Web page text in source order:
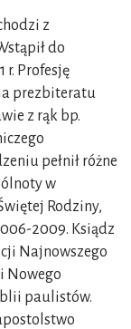
z
do
r. Profesję
prezbiteratu
z rąk bp.
pełnił różne
w
Rodziny,
2009. Ksiądz
Najnowszego
Nowego
paulistów.